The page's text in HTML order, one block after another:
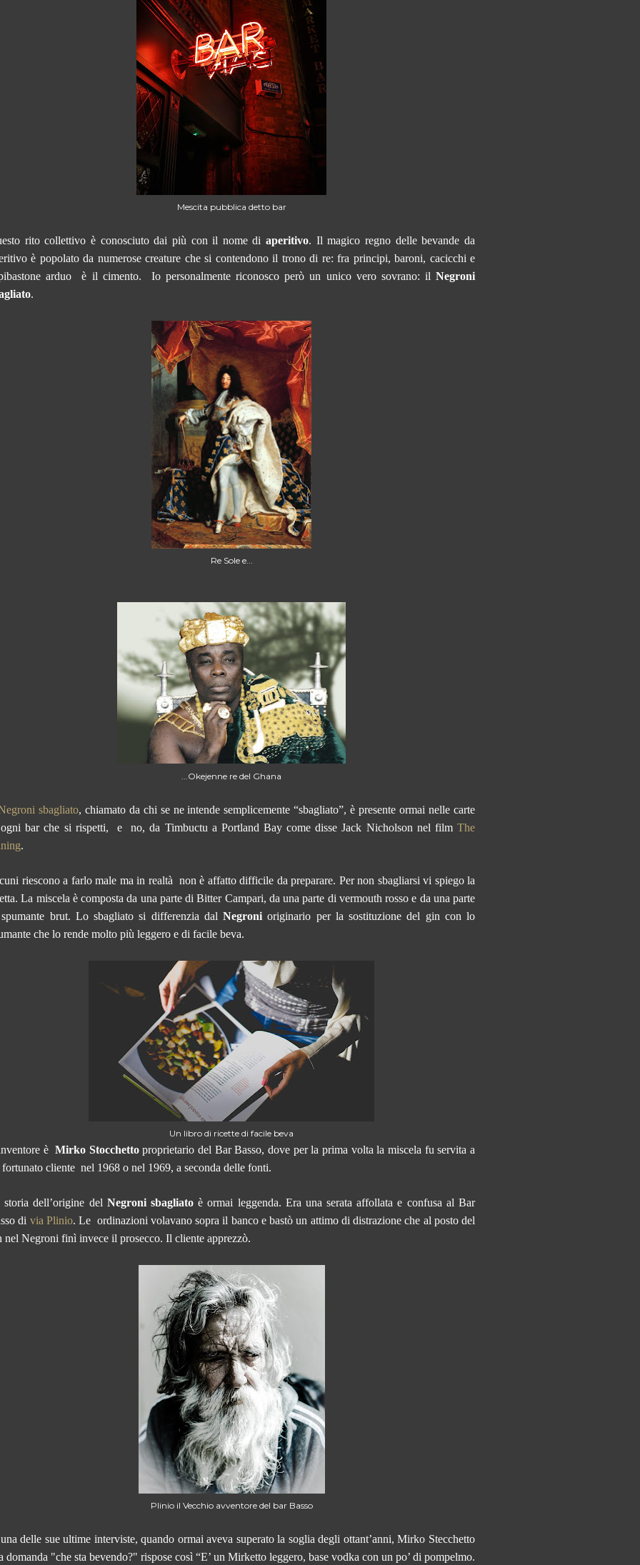
Mescita pubblica detto bar
rito collettivo è conosciuto dai più con il nome diaperitivo. Il magico regno delle bevande da
è popolato da numerose creature che si contendono il trono di re: fra principi, baroni, cacicchi e
arduo è il cimento.
Io personalmente riconosco però un unico vero sovrano: il Negroni
.
Re Sole e...
...Okejenne re del Ghana
sbagliato, chiamato da chi se ne intende semplicemente “sbagliato”, è presente ormai nelle carte
bar che si rispetti,
e no, da Timbuctu a Portland Bay come disse Jack Nicholson nel filmThe
.
riescono a farlo male ma in realtà non è affatto difficile da preparare. Per non sbagliarsi vi spiego la
La miscela è composta da una parte di Bitter Campari, da una parte di vermouth rosso e da una parte
brut. Lo sbagliato si differenzia dal Negronioriginario per la sostituzione del gin con lo
che lo rende molto più leggero e di facile beva.
Un libro di ricette di facile beva
è Mirko Stocchettoproprietario del Bar Basso, dove per la prima volta la miscela fu servita a
fortunato cliente nel 1968 o nel 1969, a seconda delle fonti.
storia dell’origine del Negroni sbagliatoè ormai leggenda. Era una serata affollata e confusa al Bar
di via Plinio. Le ordinazioni volavano sopra il banco e bastò un attimo di distrazione che al posto del
nel Negroni finì invece il prosecco. Il cliente apprezzò.
Plinio il Vecchio avventore del bar Basso
delle sue ultime interviste, quando ormai aveva superato la soglia degli ottant’anni, Mirko Stecchetto
domanda "che sta bevendo?" rispose così “E’ un Mirketto leggero, base vodka con un po’ di pompelmo.